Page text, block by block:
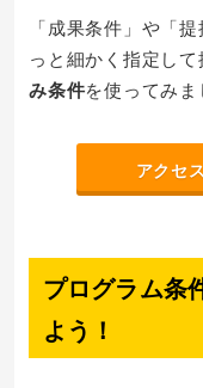
「成果条件」や「
っと細かく指定し
み条件を使ってみま
アクセ
プログラム条
よう！